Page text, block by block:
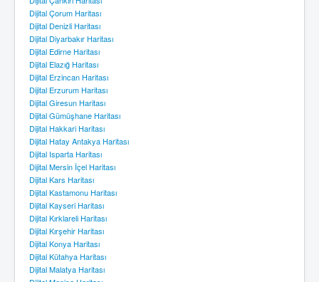
Dijital Çorum Haritası
Dijital Denizli Haritası
Dijital Diyarbakır Haritası
Dijital Edirne Haritası
Dijital Elazığ Haritası
Dijital Erzincan Haritası
Dijital Erzurum Haritası
Dijital Giresun Haritası
Dijital Gümüşhane Haritası
Dijital Hakkari Haritası
Dijital Hatay Antakya Haritası
Dijital Isparta Haritası
Dijital Mersin İçel Haritası
Dijital Kars Haritası
Dijital Kastamonu Haritası
Dijital Kayseri Haritası
Dijital Kırklareli Haritası
Dijital Kırşehir Haritası
Dijital Konya Haritası
Dijital Kütahya Haritası
Dijital Malatya Haritası